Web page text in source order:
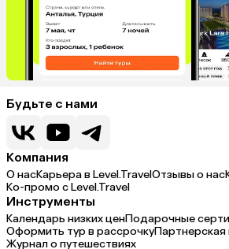
Будьте с нами
Компания
О насКарьера в Level.TravelОтзывы о нас
Ко-промо с Level.Travel
Инструменты
Календарь низких ценПодарочные
Оформить тур в рассрочку
Журнал о путешествиях